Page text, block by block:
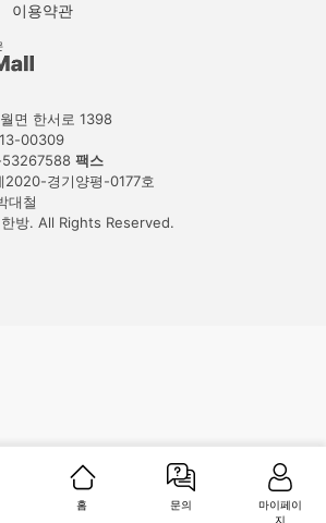
홈 문의
마이페이
지
이용약관
면 한서로 1398
00309
팩스
2020-경기양평-0177호
대철
방. All Rights Reserved.